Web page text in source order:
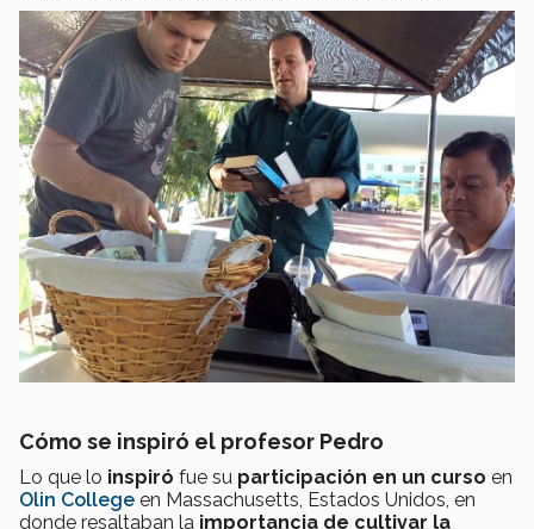
Cómo se inspiró el profesor Pedro
Lo que lo inspiró fue su participación en un curso en
Olin College en Massachusetts, Estados Unidos, en
donde resaltaban la importancia de cultivar la